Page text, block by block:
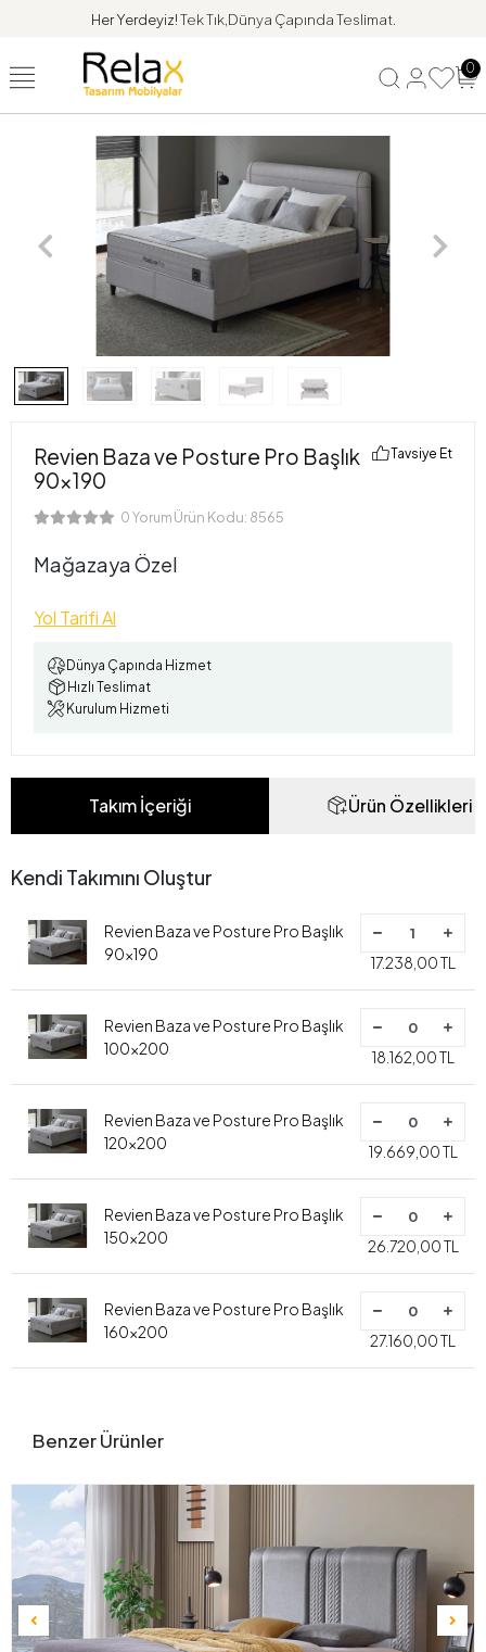
Her Yerdeyiz!Tek Tık,Dünya Çapında Teslimat.
0
Revien Baza ve Posture Pro Başlık
90x190
0 Yorum Ürün Kodu: 8565
Tavsiye Et
Mağazaya Özel
Yol Tarifi Al
Dünya Çapında Hizmet
Hızlı Teslimat
Kurulum Hizmeti
Takım İçeriği Ürün Özellikleri
Kendi Takımını Oluştur
Revien Baza ve Posture Pro Başlık
90x190
17.238,00 TL
Revien Baza ve Posture Pro Başlık
100x200
18.162,00 TL
Revien Baza ve Posture Pro Başlık
120x200
19.669,00 TL
Revien Baza ve Posture Pro Başlık
150x200
26.720,00 TL
Revien Baza ve Posture Pro Başlık
160x200
27.160,00 TL
Benzer Ürünler